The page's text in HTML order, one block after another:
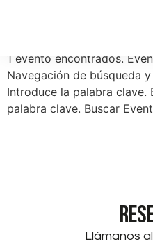
1 evento encontrados.
Navegación de búsqueda
Introduce la palabra clave.
palabra clave. Buscar
Llámanos